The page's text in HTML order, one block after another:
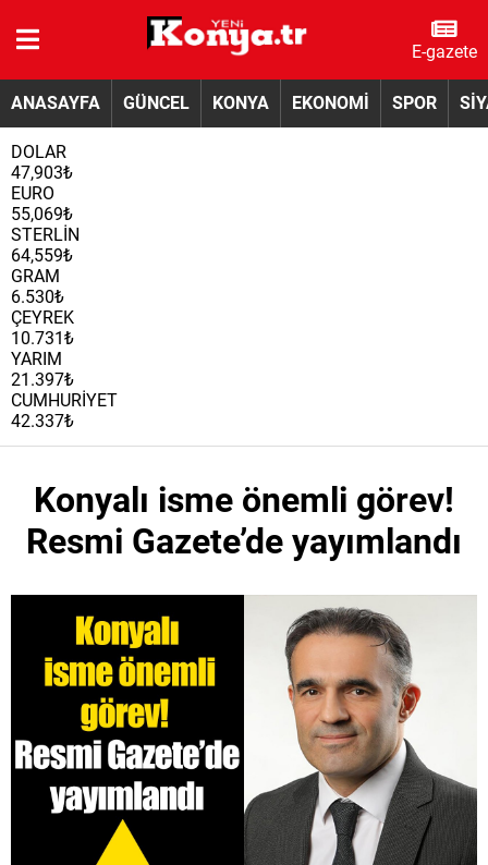
E-gazete
ANASAYFA GÜNCEL KONYA EKONOMİ SPOR
DOLAR
47,903₺
EURO
55,069₺
STERLİN
64,559₺
GRAM
6.530₺
ÇEYREK
10.731₺
YARIM
21.397₺
CUMHURİYET
42.337₺
Konyalı isme önemli görev!
Resmi Gazete’de yayımlandı